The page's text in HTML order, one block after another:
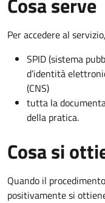
Per accedere al
SPID (sistema
d’identità
(CNS)
tutta la
della pratica.
Cosa si
Quando il
positivamente si